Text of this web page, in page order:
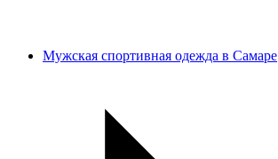
Мужская спортивная одежда в Самаре